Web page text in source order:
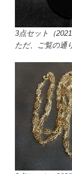
3点セット（
ただ、ご覧の通